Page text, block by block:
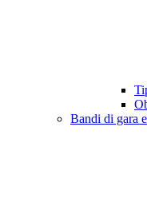
Bandi di gara